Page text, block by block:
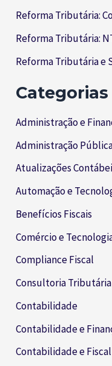
Reforma Tributária:
Reforma Tributária:
Reforma Tributária e
Categorias
Administração e
Administração
Atualizações
Automação e
Benefícios Fiscais
Comércio e
Compliance Fiscal
Consultoria Tributária
Contabilidade
Contabilidade e
Contabilidade e Fiscal